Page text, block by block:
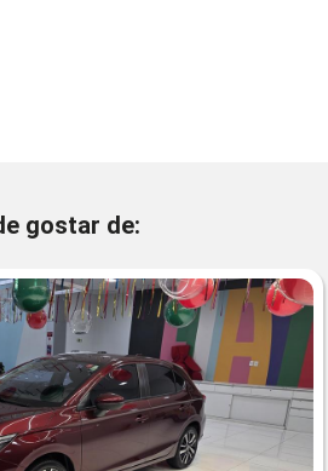
gostar de: